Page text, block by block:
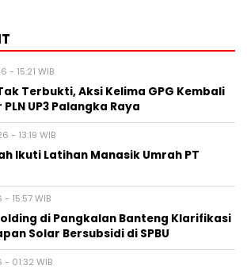
- 15:21 WIB
Terbukti, Aksi Kelima GPG Kembali
UP3 Palangka Raya
- 13:19 WIB
Ikuti Latihan Manasik Umrah PT
15:57 WIB
di Pangkalan Banteng Klarifikasi
Solar Bersubsidi di SPBU
01:32 WIB